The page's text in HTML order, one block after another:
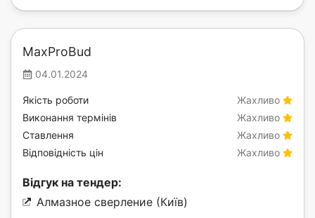
MaxProBud
04.01.2024
Жахливо
Якість роботи
Жахливо
Виконання термінів
Жахливо
Ставлення
Жахливо
Відповідність цін
Відгук на тендер:
Алмазное сверление (Київ)